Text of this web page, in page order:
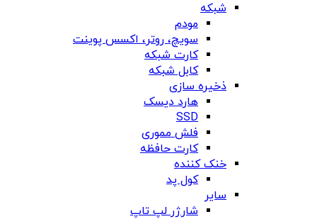
شبکه
مودم
سویچ، روتر، اکسس پوینت
کارت شبکه
کابل شبکه
ذخیره سازی
هارد دیسک
SSD
فلش مموری
کارت حافظه
خنک کننده
کول پد
سایر
شارژر لپ تاپ